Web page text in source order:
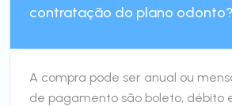
contratação do plano odonto?
A compra pode ser anual ou
de pagamento são boleto, débito